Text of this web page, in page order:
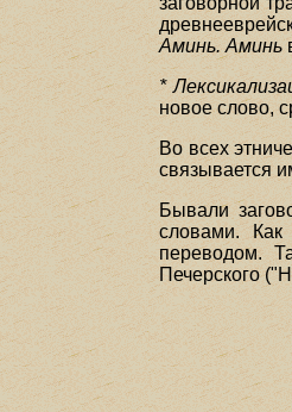
Аминь. Аминь
*
новое слово,
Во всех
связывается
Бывали
словами. Как
переводом.
Печерского